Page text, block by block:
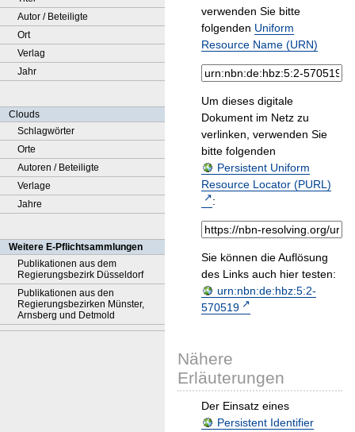
Autor / Beteiligte
Ort
Verlag
Jahr
Clouds
Schlagwörter
Orte
Autoren / Beteiligte
Verlage
Jahre
Weitere E-Pflichtsammlungen
Publikationen aus dem
Regierungsbezirk Düsseldorf
Publikationen aus den
Regierungsbezirken Münster,
Arnsberg und Detmold
verwenden Sie bitte
folgenden Uniform
Resource Name (URN)
Um dieses digitale
Dokument im Netz zu
verlinken, verwenden Sie
bitte folgenden
Persistent Uniform
Resource Locator (PURL)
:
Sie können die Auflösung
des Links auch hier testen:
urn:nbn:de:hbz:5:2-
570519
Nähere
Erläuterungen
Der Einsatz eines
Persistent Identifier